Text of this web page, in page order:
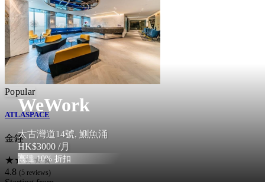
WeWork
太古灣道14號, 鰂魚涌
HK$3000 /月
高達 10% 折扣
Popular
ATLASPACE
金鐘
★★★★★
4.8 (5 reviews)